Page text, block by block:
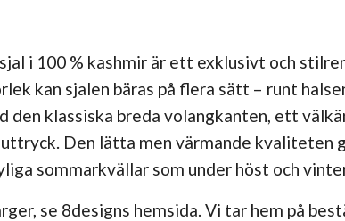
i 100 % kashmir är ett exklusivt och
kan sjalen bäras på flera sätt – runt
den klassiska breda volangkanten, ett
Den lätta men värmande
sommarkvällar som under höst och
se 8designs hemsida. Vi tar hem på